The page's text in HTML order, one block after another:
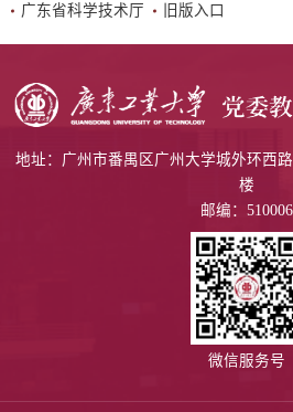
广东省科学技术厅
旧版入口
地址：广州市番禺区广州大学城外环西
楼
邮编：510006
微信服务号